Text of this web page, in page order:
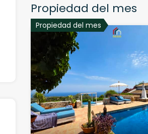
Propiedad del mes
Propiedad del mes